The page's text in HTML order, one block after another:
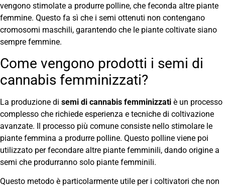
vengono stimolate a produrre polline, che feconda altre piante
femmine. Questo fa sì che i semi ottenuti non contengano
cromosomi maschili, garantendo che le piante coltivate siano
sempre femmine.
Come vengono prodotti i semi di
cannabis femminizzati?
La produzione di semi di cannabis femminizzati è un processo
complesso che richiede esperienza e tecniche di coltivazione
avanzate. Il processo più comune consiste nello stimolare le
piante femmina a produrre polline. Questo polline viene poi
utilizzato per fecondare altre piante femminili, dando origine a
semi che produrranno solo piante femminili.
Questo metodo è particolarmente utile per i coltivatori che non